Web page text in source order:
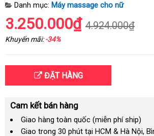
Danh mục: Máy massage cho nữ
3.250.000₫ 4.924.000₫
Khuyến mãi:-34%
ĐẶT HÀNG
Cam kết bán hàng
Giao hàng toàn quốc (miễn phí ship)
Giao trong 30 phút tại HCM & Hà Nội,